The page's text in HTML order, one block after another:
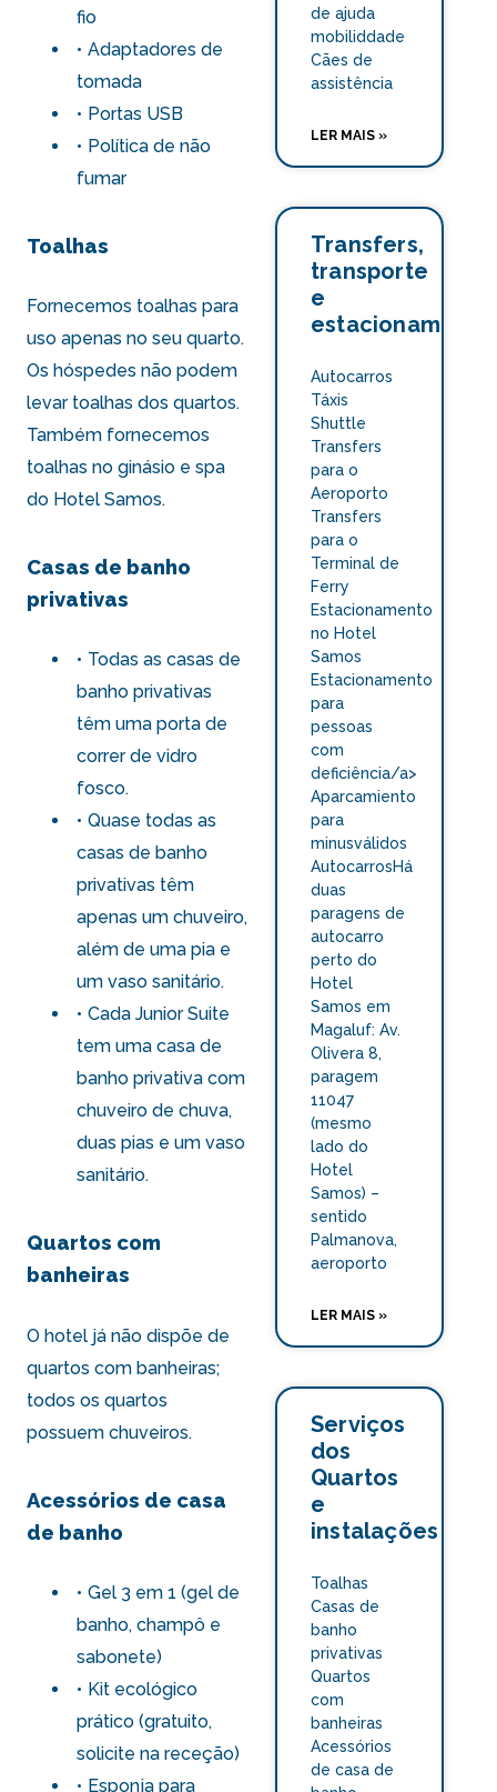
fio
Adaptadores de
tomada
Portas USB
Política de não
fumar
Toalhas
Fornecemos toalhas para
uso apenas no seu quarto.
Os hóspedes não podem
levar toalhas dos quartos.
Também fornecemos
toalhas noginásio e spa
do Hotel Samos.
Casas de banho
privativas
Todas as casas de
banho privativas
têm uma porta de
correr de vidro
fosco.
Quase todas as
casas de banho
privativas têm
apenas um chuveiro,
além de uma pia e
um vaso sanitário.
CadaJunior Suite
tem uma casa de
banho privativa com
chuveiro de chuva,
duas pias e um vaso
sanitário.
Quartos com
banheiras
O hotel já não dispõe de
quartos com banheiras;
todos os quartos
possuem chuveiros.
Acessórios de casa
de banho
Gel 3 em 1 (gel de
banho, champô e
sabonete)
Kit ecológico
prático (gratuito,
solicite na receção)
Esponja para
de ajuda
mobiliddade
Cães de
assistência
LER MAIS »
Transfers,
transporte
e
estacionamento
Autocarros
Táxis
Shuttle
Transfers
para o
Aeroporto
Transfers
para o
Terminal de
Ferry
Estacionamento
no Hotel
Samos
Estacionamento
para
pessoas
com
deficiência/a>
Aparcamiento
para
minusválidos
AutocarrosHá
duas
paragens de
autocarro
perto do
Hotel
Samos em
Magaluf: Av.
Olivera 8,
paragem
11047
(mesmo
lado do
Hotel
Samos) –
sentido
Palmanova,
aeroporto
LER MAIS »
Serviços
dos
Quartos
e
instalações
Toalhas
Casas de
banho
privativas
Quartos
com
banheiras
Acessórios
de casa de